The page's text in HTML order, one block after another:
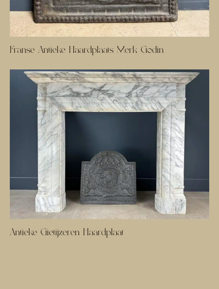
Franse Antieke Haardplaats Merk Godin
Antieke Gietijzeren Haardplaat